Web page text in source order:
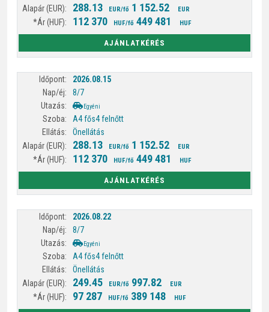
288.13 EUR/fő 1 152.52 EUR
112 370 HUF/fő 449 481 HUF
AJÁNLATKÉRÉS
2026.08.15
8/7
Egyéni
A4 fős4 felnőtt
Önellátás
288.13 EUR/fő 1 152.52 EUR
112 370 HUF/fő 449 481 HUF
AJÁNLATKÉRÉS
2026.08.22
8/7
Egyéni
A4 fős4 felnőtt
Önellátás
249.45 EUR/fő 997.82 EUR
97 287 HUF/fő 389 148 HUF